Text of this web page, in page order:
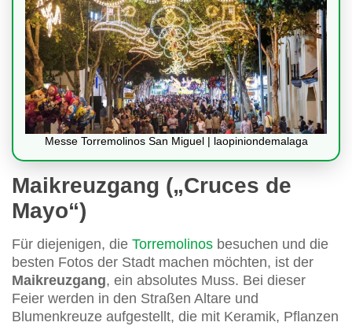
Messe Torremolinos San Miguel | laopiniondemalaga
Maikreuzgang („Cruces de
Mayo“)
Für diejenigen, die Torremolinos besuchen und die
besten Fotos der Stadt machen möchten, ist der
Maikreuzgang, ein absolutes Muss. Bei dieser
Feier werden in den Straßen Altare und
Blumenkreuze aufgestellt, die mit Keramik, Pflanzen